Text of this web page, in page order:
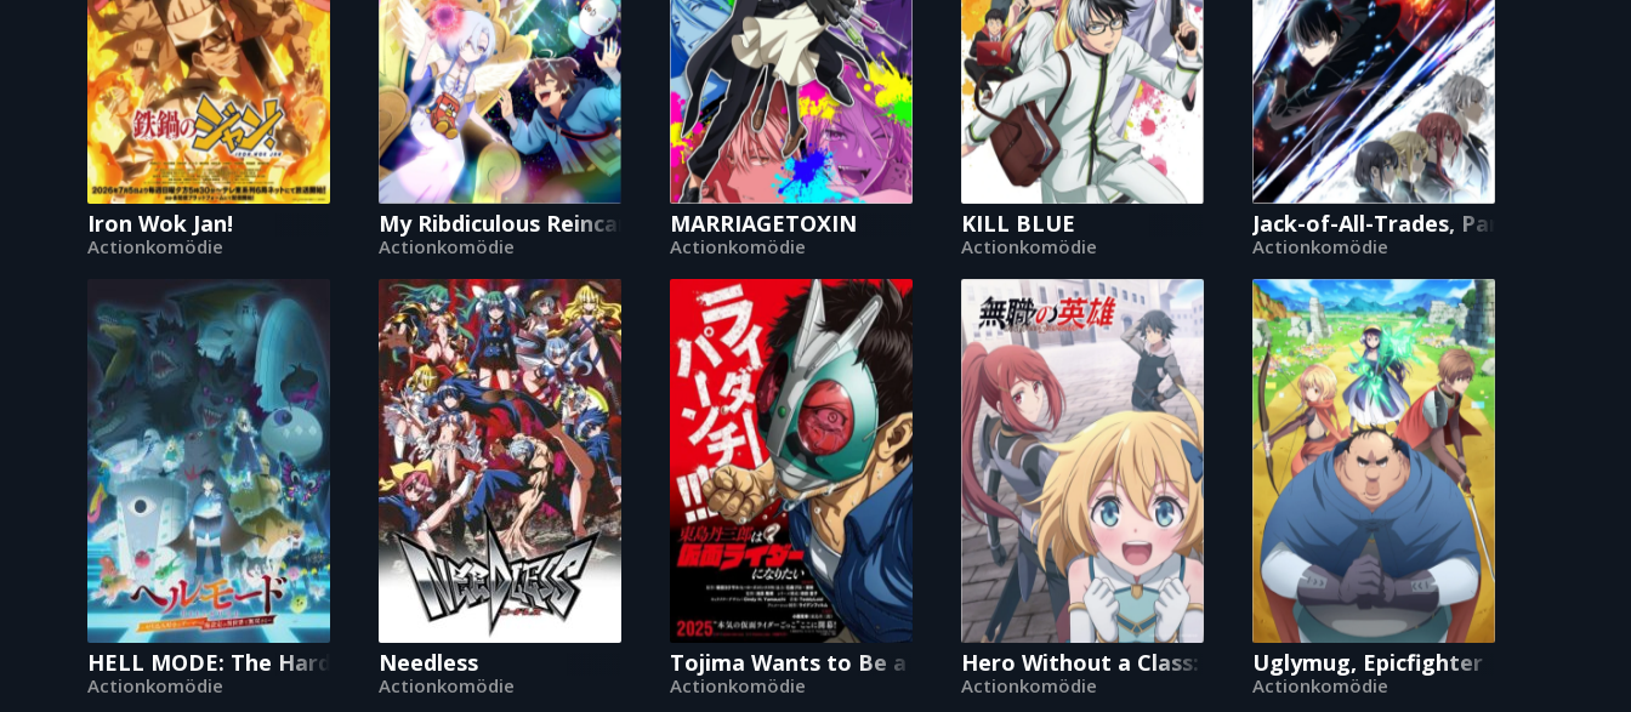
Iron Wok Jan!
Actionkomödie
My Ribdiculous Reincarnation
Actionkomödie
MARRIAGETOXIN
Actionkomödie
KILL BLUE
Actionkomödie
Jack-of-All-Trades, Party of None
Actionkomödie
HELL MODE: The Hardcore Gamer Dominates in Another World with Garbage Balancing
Actionkomödie
Needless
Actionkomödie
Tojima Wants to Be a Kamen Rider
Actionkomödie
Hero Without a Class: Who Even Needs Skills?!
Actionkomödie
Uglymug, Epicfighter
Actionkomödie